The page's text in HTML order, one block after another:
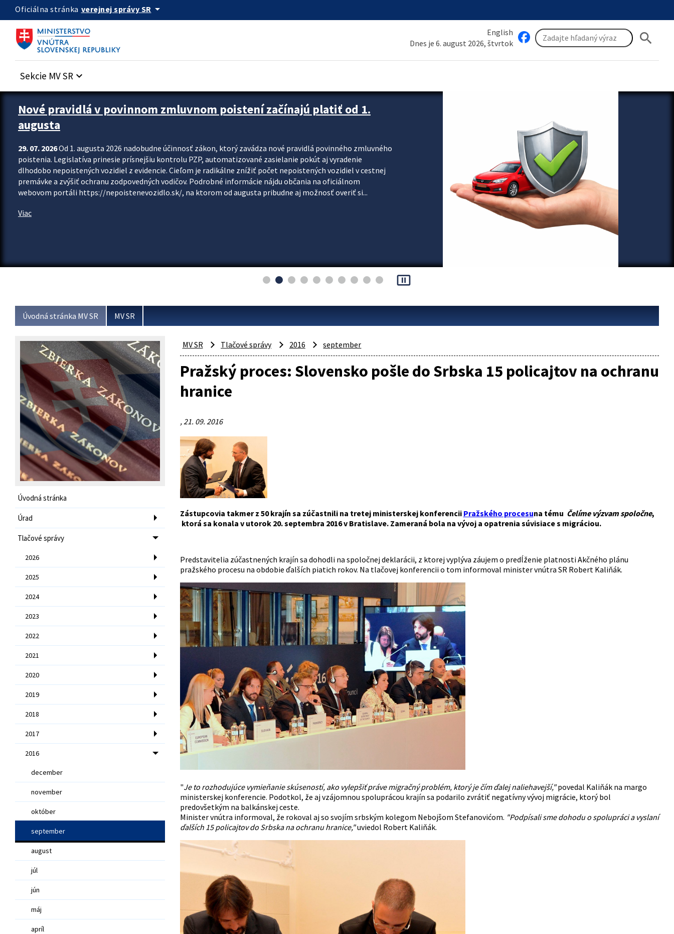
Preskocit na hlavný obsah
Oficiálna stránka verejnej správy SR arrow_drop_down
English
Dnes je 6. august 2026, štvrtok
search
Sekcie MV SR keyboard_arrow_down
Zastavit automatický posun upútavok
Nové pravidlá v povinnom zmluvnom poistení začínajú platiť od 1.
augusta
29. 07. 2026Od 1. augusta 2026 nadobudne účinnosť zákon, ktorý zavádza nové pravidlá povinného zmluvného
poistenia. Legislatíva prinesie prísnejšiu kontrolu PZP, automatizované zasielanie pokút aj vyradenie
dlhodobo nepoistených vozidiel z evidencie. Cieľom je radikálne znížiť počet nepoistených vozidiel v cestnej
premávke a zvýšiť ochranu zodpovedných vodičov. Podrobné informácie nájdu občania na oficiálnom
webovom portáli https://nepoistenevozidlo.sk/, na ktorom od augusta pribudne aj možnosť overiť si...
Viac
pause_presentation
Úvodná stránka MV SR MV SR
Úvodná stránka
Úrad
Tlačové správy
2026
2025
2024
2023
2022
2021
2020
2019
2018
2017
2016
december
november
október
september
august
júl
jún
máj
apríl
MV SR Tlačové správy 2016 september
Pražský proces: Slovensko pošle do Srbska 15 policajtov na ochranu
hranice
, 21. 09. 2016
Zástupcovia takmer z 50 krajín sa zúčastnili na tretej ministerskej konferencii Pražského procesuna tému Čelíme výzvam spoločne,
ktorá sa konala v utorok 20. septembra 2016 v Bratislave. Zameraná bola na vývoj a opatrenia súvisiace s migráciou.
Predstavitelia zúčastnených krajín sa dohodli na spoločnej deklarácii, z ktorej vyplýva záujem o predĺženie platnosti Akčného plánu
pražského procesu na obdobie ďalších piatich rokov. Na tlačovej konferencii o tom informoval minister vnútra SR Robert Kaliňák.
"Je to rozhodujúce vymieňanie skúseností, ako vylepšiť práve migračný problém, ktorý je čím ďalej naliehavejší,"povedal Kaliňák na margo
ministerskej konferencie. Podotkol, že aj vzájomnou spoluprácou krajín sa podarilo zvrátiť negatívny vývoj migrácie, ktorý bol
predovšetkým na balkánskej ceste.
Minister vnútra informoval, že rokoval aj so svojím srbským kolegom Nebojšom Stefanovićom. "Podpísali sme dohodu o spolupráci a vyslaní
ďalších 15 policajtov do Srbskana ochranu hranice,"uviedol Robert Kaliňák.